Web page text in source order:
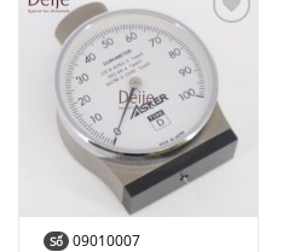
Add to
Wishlist
Số 09010007